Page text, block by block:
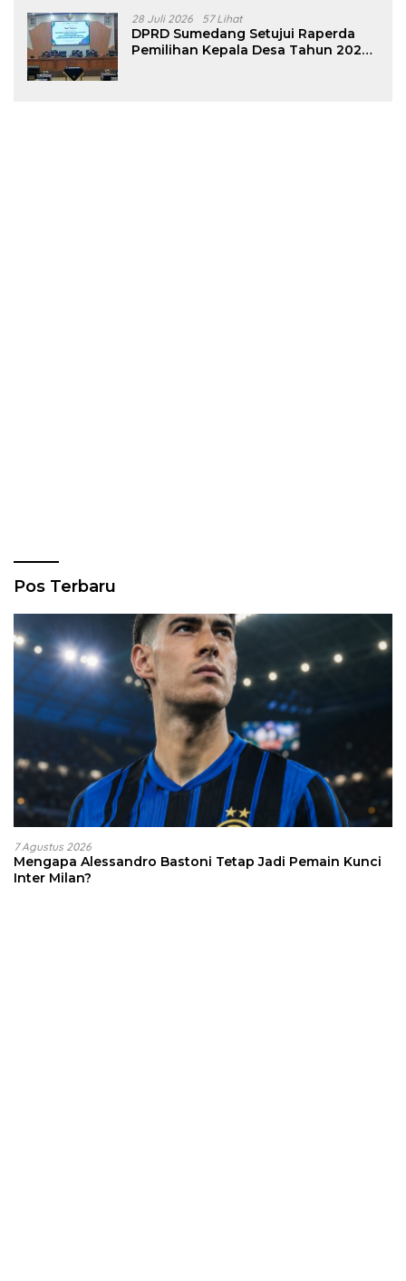
28 Juli 2026 57 Lihat
DPRD Sumedang Setujui Raperda
Pemilihan Kepala Desa Tahun 2026
Pos Terbaru
7 Agustus 2026
Mengapa Alessandro Bastoni Tetap Jadi Pemain Kunci
Inter Milan?